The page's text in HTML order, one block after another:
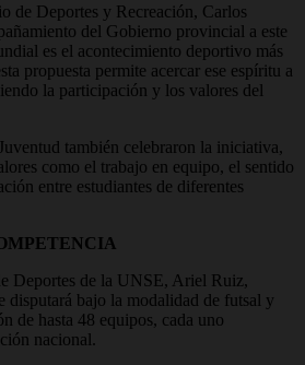
de Deportes y Recreación, Carlos
del Gobierno provincial a este
es el acontecimiento deportivo más
propuesta permite acercar ese espíritu a
la participación y los valores del
también celebraron la iniciativa,
como el trabajo en equipo, el sentido
entre estudiantes de diferentes
Deportes de la UNSE, Ariel Ruiz,
disputará bajo la modalidad de futsal y
de hasta 48 equipos, cada uno
nacional.